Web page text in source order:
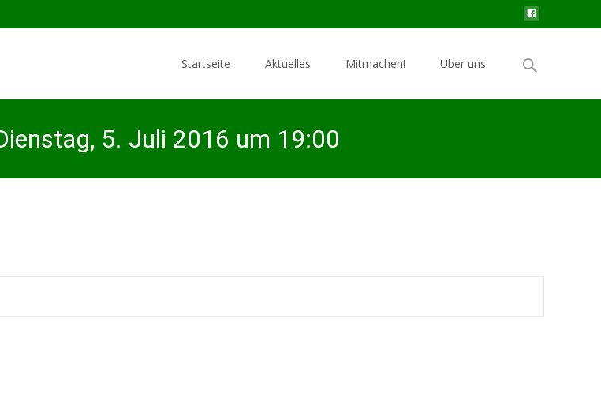
Startseite Aktuelles Mitmachen! Über uns
Search
5. Juli 2016 um 19:00